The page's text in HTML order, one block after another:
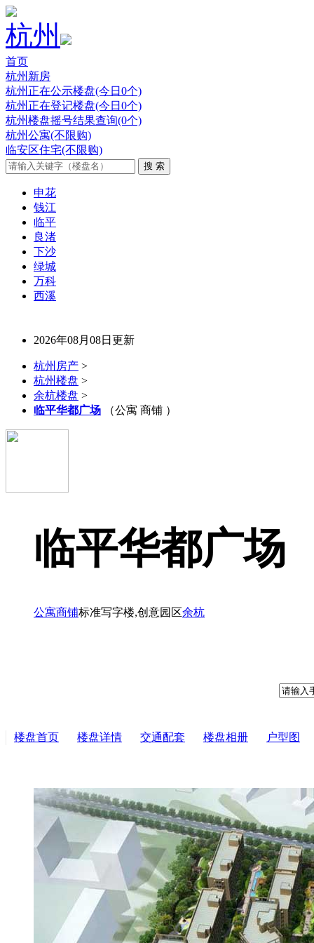
杭州
首页
杭州新房
杭州正在公示楼盘(今日0个)
杭州正在登记楼盘(今日0个)
杭州楼盘摇号结果查询(0个)
杭州公寓(不限购)
临安区住宅(不限购)
申花
钱江
临平
良渚
下沙
绿城
万科
西溪
2026年08月08日更新
杭州房产 >
杭州楼盘 >
余杭楼盘 >
临平华都广场 （公寓 商铺 ）
临平华都广场
公寓商铺标准写字楼,创意园区余杭
楼盘首页 楼盘详情 交通配套 楼盘相册 户型图